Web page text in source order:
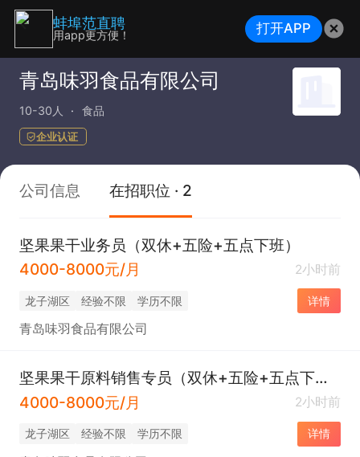
青岛味羽食品有限公司
10-30人 食品
企业认证
公司信息 在招职位 · 2
坚果果干业务员（双休+五险+五点下班）
4000-8000元/月
2小时前
龙子湖区 经验不限 学历不限 详情
青岛味羽食品有限公司
坚果果干原料销售专员（双休+五险+五点下班）
4000-8000元/月
2小时前
龙子湖区 经验不限 学历不限 详情
蚌埠范直聘
用app更方便！ 打开APP